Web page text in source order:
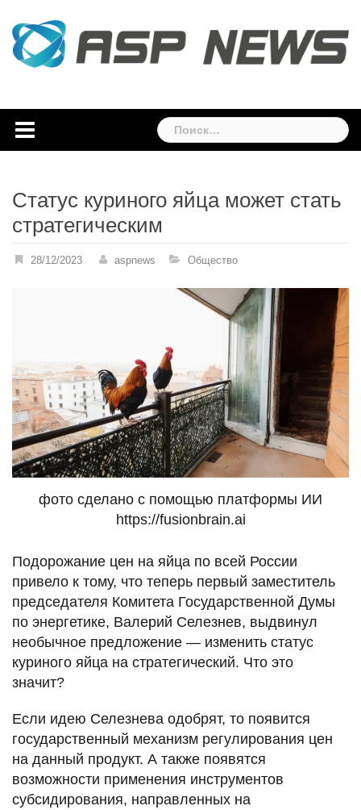
content
Найти:
Статус куриного яйца может стать
стратегическим
28/12/2023 aspnews Общество
фото сделано с помощью платформы ИИ
https://fusionbrain.ai
Подорожание цен на яйца по всей России
привело к тому, что теперь первый заместитель
председателя Комитета Государственной Думы
по энергетике, Валерий Селезнев, выдвинул
необычное предложение — изменить статус
куриного яйца на стратегический. Что это
значит?
Если идею Селезнева одобрят, то появится
государственный механизм регулирования цен
на данный продукт. А также появятся
возможности применения инструментов
субсидирования, направленных на